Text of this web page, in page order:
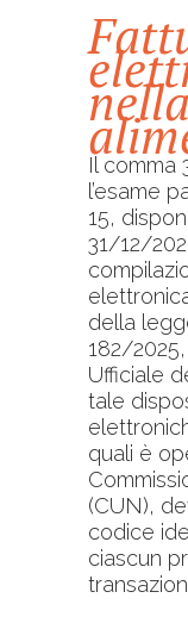
Il comma
l’esame
15,
31/12/
della
182/
Ufficiale
tale
quali è
(CUN),
codice
ciascun